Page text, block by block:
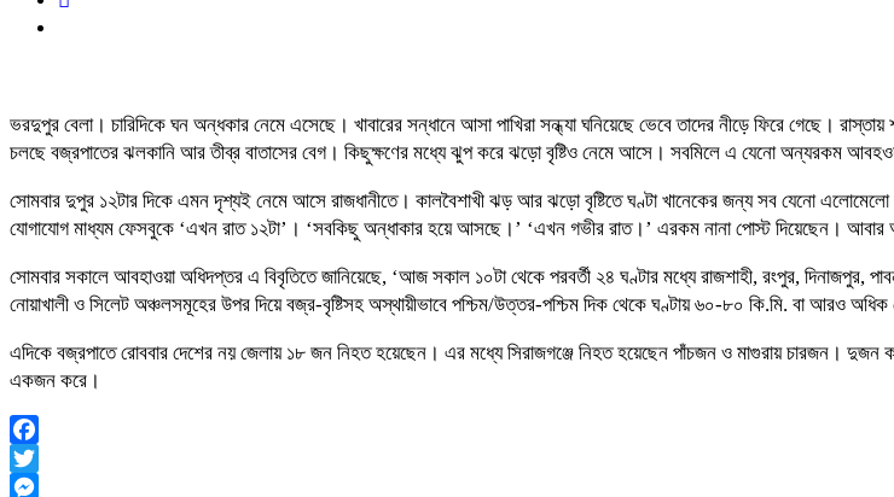
ভরদুপুর বেলা। চারিদিকে ঘন অন্ধকার নেমে এসেছে। খাবারের সন্ধানে আসা পাখিরা সন্ধ্যা ঘনিয়েছে ভেবে তাদের নীড়ে ফিরে গেছে।
চলছে বজ্রপাতের ঝলকানি আর তীব্র বাতাসের বেগ। কিছুক্ষণের মধ্যে ঝুপ করে ঝড়ো বৃষ্টিও নেমে আসে। সবমিলে এ যেনো অন্যরকম
সোমবার দুপুর ১২টার দিকে এমন দৃশ্যই নেমে আসে রাজধানীতে। কালবৈশাখী ঝড় আর ঝড়ো বৃষ্টিতে ঘণ্টা খানেকের জন্য সব যেনো
যোগাযোগ মাধ্যম ফেসবুকে ‘এখন রাত ১২টা’। ‘সবকিছু অন্ধাকার হয়ে আসছে।’ ‘এখন গভীর রাত।’ এরকম নানা পোস্ট দিয়েছেন।
সোমবার সকালে আবহাওয়া অধিদপ্তর এ বিবৃতিতে জানিয়েছে, ‘আজ সকাল ১০টা থেকে পরবর্তী ২৪ ঘণ্টার মধ্যে রাজশাহী, রংপুর, দিনাজপুর,
নোয়াখালী ও সিলেট অঞ্চলসমূহের উপর দিয়ে বজ্র-বৃষ্টিসহ অস্থায়ীভাবে পশ্চিম/উত্তর-পশ্চিম দিক থেকে ঘণ্টায় ৬০-৮০ কি.মি. বা আরও
এদিকে বজ্রপাতে রোববার দেশের নয় জেলায় ১৮ জন নিহত হয়েছেন। এর মধ্যে সিরাজগঞ্জে নিহত হয়েছেন পাঁচজন ও মাগুরায় চারজন। দুজন করে
একজন করে।
Facebook
Twitter